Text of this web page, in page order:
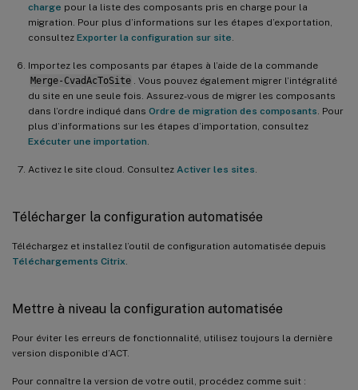
charge pour la liste des composants pris en charge pour la
migration. Pour plus d’informations sur les étapes d’exportation,
consultez Exporter la configuration sur site.
Importez les composants par étapes à l’aide de la commande
Merge-CvadAcToSite . Vous pouvez également migrer l’intégralité
du site en une seule fois. Assurez-vous de migrer les composants
dans l’ordre indiqué dans Ordre de migration des composants. Pour
plus d’informations sur les étapes d’importation, consultez
Exécuter une importation.
Activez le site cloud. Consultez Activer les sites.
Télécharger la configuration automatisée
Téléchargez et installez l’outil de configuration automatisée depuis
Téléchargements Citrix.
Mettre à niveau la configuration automatisée
Pour éviter les erreurs de fonctionnalité, utilisez toujours la dernière
version disponible d’ACT.
Pour connaître la version de votre outil, procédez comme suit :